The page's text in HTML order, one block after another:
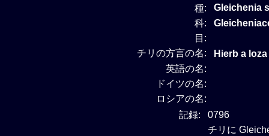
種:
Gleichenia
科:
目:
チリの方言の名:
Hierb a
英語の名:
ドイツの名:
ロシアの名:
記録:
0796
チリに